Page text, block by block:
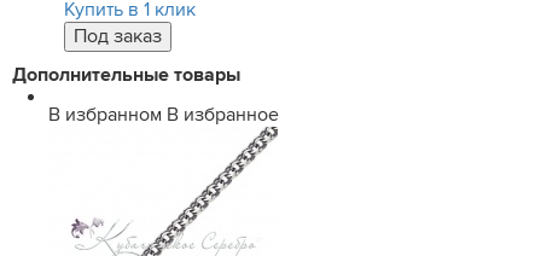
Купить в 1 клик
Дополнительные товары
В избранном В избранное